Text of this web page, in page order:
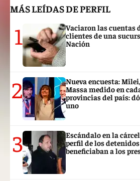
MÁS LEÍDAS DE PERFIL
1
Vaciaron las cuentas
clientes de una
Nación
2
Nueva encuesta:
Massa medido en
provincias del país:
uno
3
Escándalo en la
perfil de los
beneficiaban a los